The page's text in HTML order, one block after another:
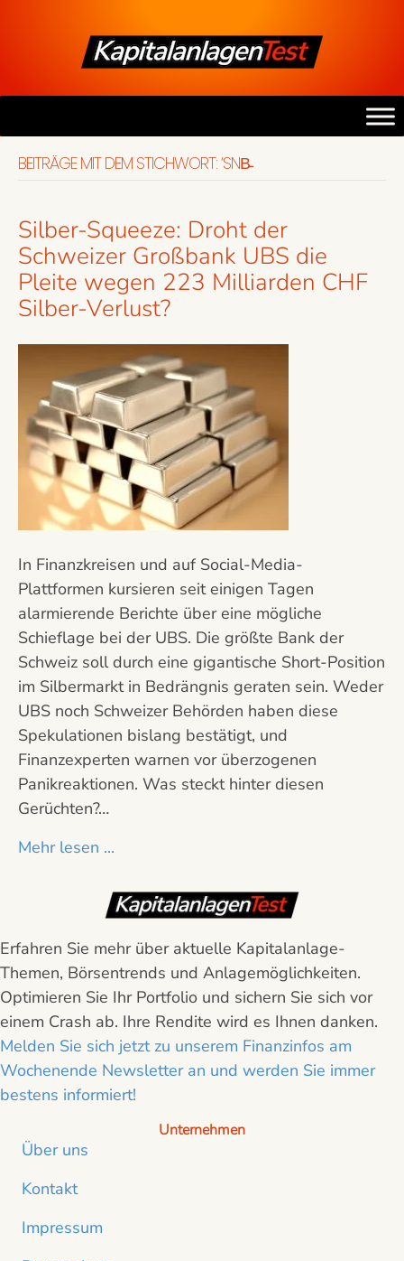
BEITRÄGE MIT DEM STICHWORT: ‘SNB̵
Silber-Squeeze: Droht der
Schweizer Großbank UBS die
Pleite wegen 223 Milliarden CHF
Silber-Verlust?
In Finanzkreisen und auf Social-Media-
Plattformen kursieren seit einigen Tagen
alarmierende Berichte über eine mögliche
Schieflage bei der UBS. Die größte Bank der
Schweiz soll durch eine gigantische Short-Position
im Silbermarkt in Bedrängnis geraten sein. Weder
UBS noch Schweizer Behörden haben diese
Spekulationen bislang bestätigt, und
Finanzexperten warnen vor überzogenen
Panikreaktionen. Was steckt hinter diesen
Gerüchten?…
Mehr lesen ...
Erfahren Sie mehr über aktuelle Kapitalanlage-
Themen, Börsentrends und Anlagemöglichkeiten.
Optimieren Sie Ihr Portfolio und sichern Sie sich vor
einem Crash ab. Ihre Rendite wird es Ihnen danken.
Melden Sie sich jetzt zu unserem Finanzinfos am
Wochenende Newsletter an und werden Sie immer
bestens informiert!
Unternehmen
Über uns
Kontakt
Impressum